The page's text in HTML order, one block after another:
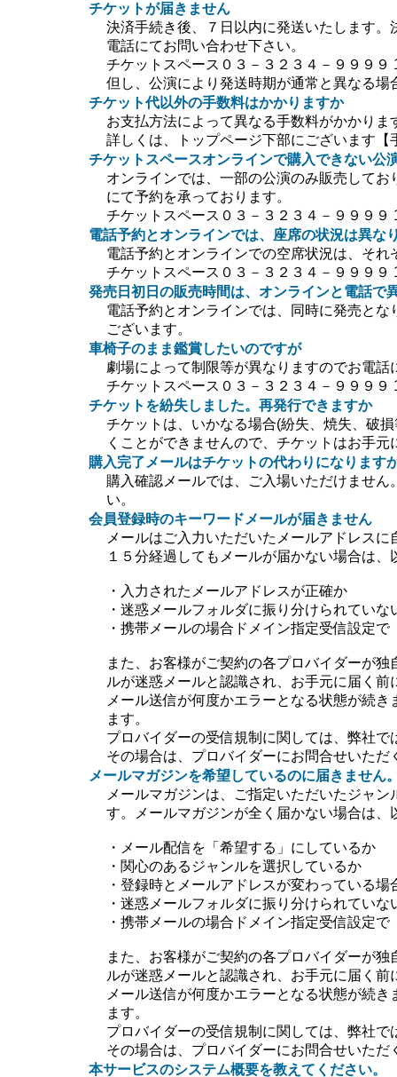
チケットが届きません
決済手続き後、７日以内に発送いたします
電話にてお問い合わせ下さい。
チケットスペース０３－３２３４－９９９９
但し、公演により発送時期が通常と異なる
チケット代以外の手数料はかかりますか
お支払方法によって異なる手数料がかかりま
詳しくは、トップページ下部にございます【
チケットスペースオンラインで購入できない公
オンラインでは、一部の公演のみ販売して
にて予約を承っております。
チケットスペース０３－３２３４－９９９９
電話予約とオンラインでは、座席の状況は異な
電話予約とオンラインでの空席状況は、それ
チケットスペース０３－３２３４－９９９９
発売日初日の販売時間は、オンラインと電話で
電話予約とオンラインでは、同時に発売と
ございます。
車椅子のまま鑑賞したいのですが
劇場によって制限等が異なりますのでお電話
チケットスペース０３－３２３４－９９９９
チケットを紛失しました。再発行できますか
チケットは、いかなる場合(紛失、焼失、破
くことができませんので、チケットはお手
購入完了メールはチケットの代わりになります
購入確認メールでは、ご入場いただけませ
い。
会員登録時のキーワードメールが届きません
メールはご入力いただいたメールアドレス
１５分経過してもメールが届かない場合は
・入力されたメールアドレスが正確か
・迷惑メールフォルダに振り分けられていな
・携帯メールの場合ドメイン指定受信設定
また、お客様がご契約の各プロバイダーが
ルが迷惑メールと認識され、お手元に届く
メール送信が何度かエラーとなる状態が続
ます。
プロバイダーの受信規制に関しては、弊社で
その場合は、プロバイダーにお問合せいた
メールマガジンを希望しているのに届きません
メールマガジンは、ご指定いただいたジャ
す。メールマガジンが全く届かない場合は、
・メール配信を「希望する」にしているか
・関心のあるジャンルを選択しているか
・登録時とメールアドレスが変わっている
・迷惑メールフォルダに振り分けられていな
・携帯メールの場合ドメイン指定受信設定
また、お客様がご契約の各プロバイダーが
ルが迷惑メールと認識され、お手元に届く
メール送信が何度かエラーとなる状態が続
ます。
プロバイダーの受信規制に関しては、弊社で
その場合は、プロバイダーにお問合せいた
本サービスのシステム概要を教えてください。